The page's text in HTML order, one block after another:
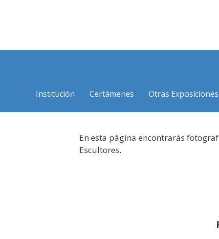
Institución Certámenes Otras Exposiciones
En esta página encontrarás
Escultores.